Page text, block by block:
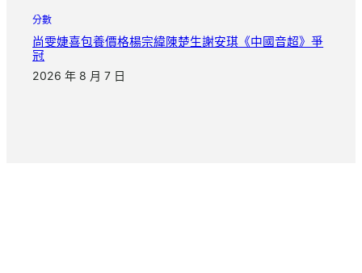
分數
尚雯婕喜包養價格楊宗緯陳楚生謝安琪《中國音超》爭
冠
2026 年 8 月 7 日